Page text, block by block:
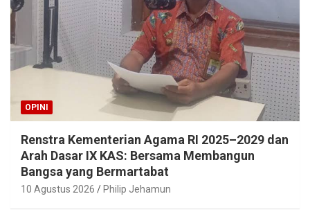
OPINI
Renstra Kementerian Agama RI 2025–2029 dan
Arah Dasar IX KAS: Bersama Membangun
Bangsa yang Bermartabat
10 Agustus 2026 Philip Jehamun